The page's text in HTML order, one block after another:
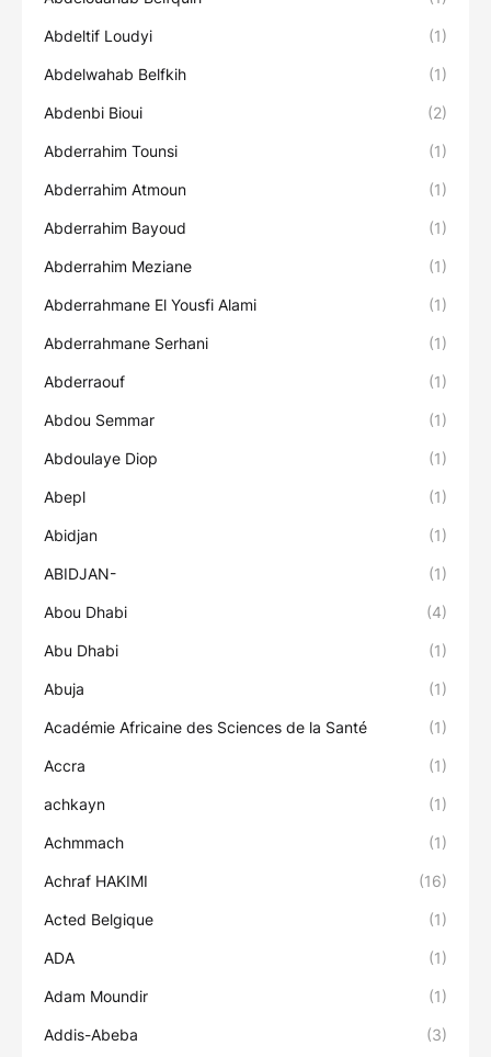
Abdeltif Loudyi (1)
Abdelwahab Belfkih (1)
Abdenbi Bioui (2)
Abderrahim Tounsi (1)
Abderrahim Atmoun (1)
Abderrahim Bayoud (1)
Abderrahim Meziane (1)
Abderrahmane El Yousfi Alami (1)
Abderrahmane Serhani (1)
Abderraouf (1)
Abdou Semmar (1)
Abdoulaye Diop (1)
Abepl (1)
Abidjan (1)
ABIDJAN- (1)
Abou Dhabi (4)
Abu Dhabi (1)
Abuja (1)
Académie Africaine des Sciences de la Santé (1)
Accra (1)
achkayn (1)
Achmmach (1)
Achraf HAKIMI (16)
Acted Belgique (1)
ADA (1)
Adam Moundir (1)
Addis-Abeba (3)